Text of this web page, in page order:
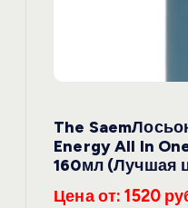
The
Energy All In
160мл (Лучшая
Цена от: 1520